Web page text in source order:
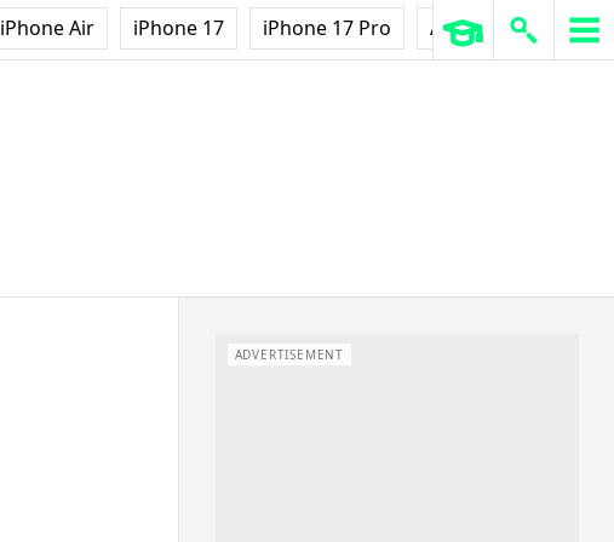
iPhone Air iPhone 17 iPhone 17 Pro AirPods Pro 3
ADVERTISEMENT